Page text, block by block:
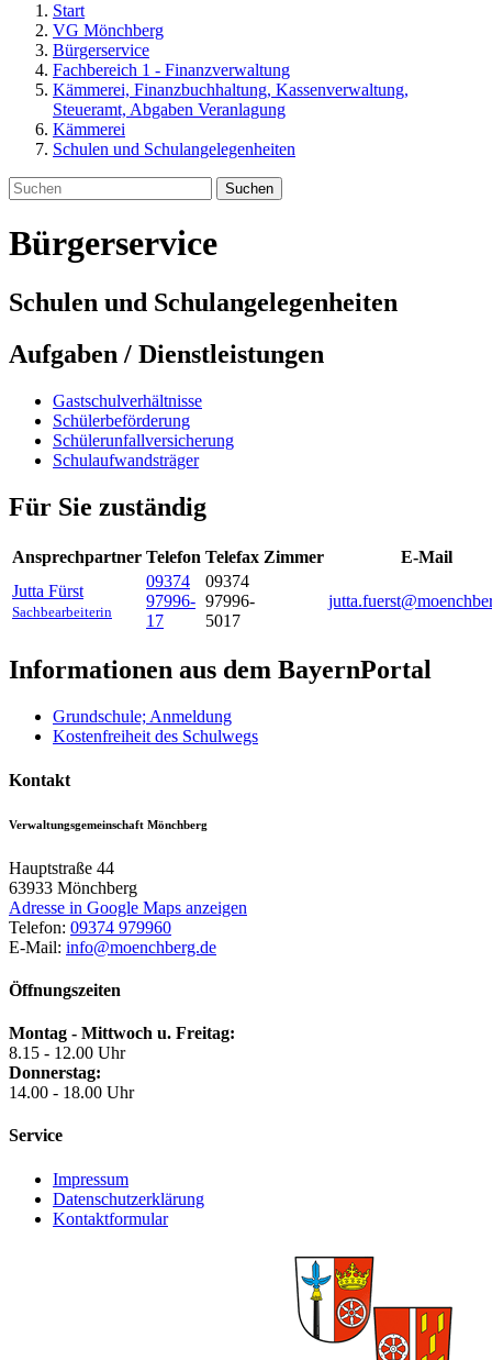
Start
VG Mönchberg
Bürgerservice
Fachbereich 1 - Finanzverwaltung
Kämmerei, Finanzbuchhaltung, Kassenverwaltung,
Steueramt, Abgaben Veranlagung
Kämmerei
Schulen und Schulangelegenheiten
Suchen
Bürgerservice
Schulen und Schulangelegenheiten
Aufgaben / Dienstleistungen
Gastschulverhältnisse
Schülerbeförderung
Schülerunfallversicherung
Schulaufwandsträger
Für Sie zuständig
Ansprechpartner Telefon Telefax Zimmer
E-Mail
Jutta Fürst
Sachbearbeiterin
09374
97996-
17
09374
97996-
5017
Informationen aus dem BayernPortal
Grundschule; Anmeldung
Kostenfreiheit des Schulwegs
Kontakt
Verwaltungsgemeinschaft Mönchberg
Hauptstraße 44
63933 Mönchberg
Adresse in Google Maps anzeigen
Telefon: 09374 979960
E-Mail: info@moenchberg.de
Öffnungszeiten
Montag - Mittwoch u. Freitag:
8.15 - 12.00 Uhr
Donnerstag:
14.00 - 18.00 Uhr
Service
Impressum
Datenschutzerklärung
Kontaktformular